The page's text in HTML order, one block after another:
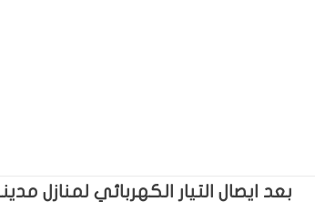
بعد ايصال التيار الكهربائي لمنازل